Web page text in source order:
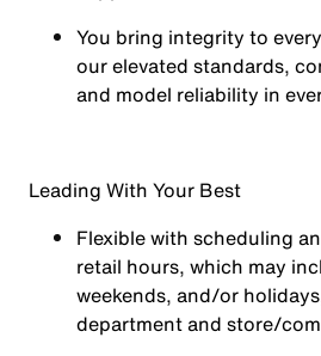
You bring integrity to
our elevated standards,
and model reliability in
Leading With Your Best
Flexible with scheduling
retail hours, which may
weekends, and/or
department and store/